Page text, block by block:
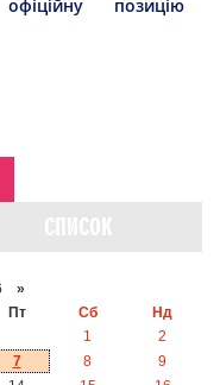
позицію
»
Пт Сб
Нд
1
2
7 8
9